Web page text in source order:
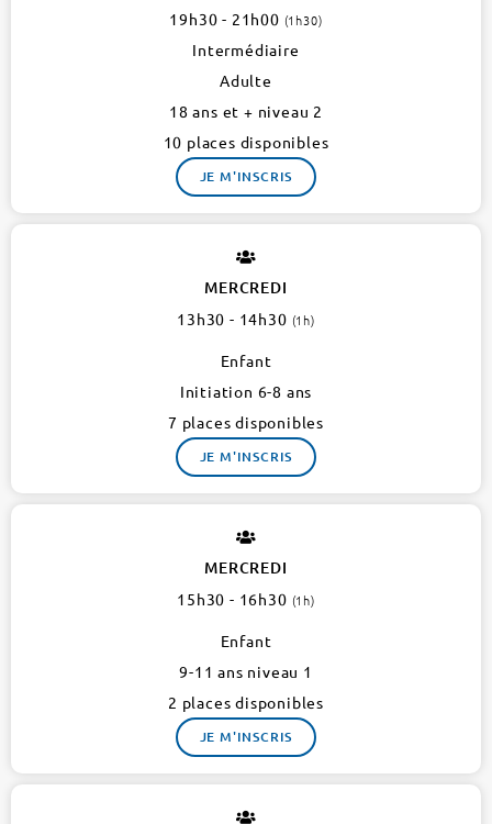
19h30 - 21h00 (1h30)
Intermédiaire
Adulte
18 ans et + niveau 2
10 places disponibles
JE M'INSCRIS
MERCREDI
13h30 - 14h30 (1h)
Enfant
Initiation 6-8 ans
7 places disponibles
JE M'INSCRIS
MERCREDI
15h30 - 16h30 (1h)
Enfant
9-11 ans niveau 1
2 places disponibles
JE M'INSCRIS